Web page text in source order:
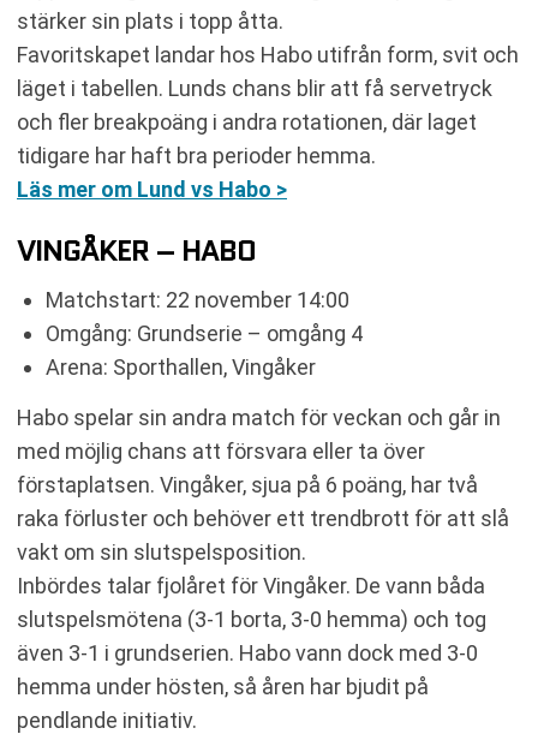
stärker sin plats i topp åtta.
Favoritskapet landar hos Habo utifrån form, svit och
läget i tabellen. Lunds chans blir att få servetryck
och fler breakpoäng i andra rotationen, där laget
tidigare har haft bra perioder hemma.
Läs mer om Lund vs Habo >
VINGÅKER – HABO
Matchstart: 22 november 14:00
Omgång: Grundserie – omgång 4
Arena: Sporthallen, Vingåker
Habo spelar sin andra match för veckan och går in
med möjlig chans att försvara eller ta över
förstaplatsen. Vingåker, sjua på 6 poäng, har två
raka förluster och behöver ett trendbrott för att slå
vakt om sin slutspelsposition.
Inbördes talar fjolåret för Vingåker. De vann båda
slutspelsmötena (3-1 borta, 3-0 hemma) och tog
även 3-1 i grundserien. Habo vann dock med 3-0
hemma under hösten, så åren har bjudit på
pendlande initiativ.